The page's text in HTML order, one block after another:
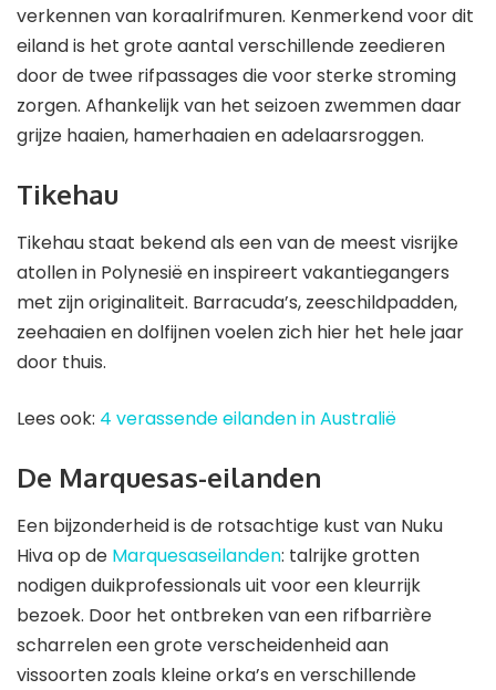
verkennen van koraalrifmuren. Kenmerkend voor dit
eiland is het grote aantal verschillende zeedieren
door de twee rifpassages die voor sterke stroming
zorgen. Afhankelijk van het seizoen zwemmen daar
grijze haaien, hamerhaaien en adelaarsroggen.
Tikehau
Tikehau staat bekend als een van de meest visrijke
atollen in Polynesië en inspireert vakantiegangers
met zijn originaliteit. Barracuda’s, zeeschildpadden,
zeehaaien en dolfijnen voelen zich hier het hele jaar
door thuis.
Lees ook: 4 verassende eilanden in Australië
De Marquesas-eilanden
Een bijzonderheid is de rotsachtige kust van Nuku
Hiva op de Marquesaseilanden: talrijke grotten
nodigen duikprofessionals uit voor een kleurrijk
bezoek. Door het ontbreken van een rifbarrière
scharrelen een grote verscheidenheid aan
vissoorten zoals kleine orka’s en verschillende